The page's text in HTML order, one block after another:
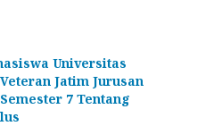
Universitas
Jatim Jurusan
7 Tentang